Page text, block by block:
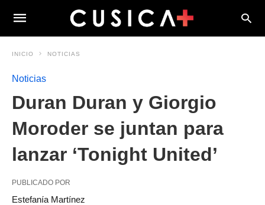
INICIO NOTICIAS
Noticias
Duran Duran y Giorgio
Moroder se juntan para
lanzar ‘Tonight United’
PUBLICADO POR
Estefanía Martínez